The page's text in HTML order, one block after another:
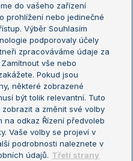
Open
Open
Open
mistrů
mistryň
do vašeho zařízení
prohlížení nebo jedinečné
Výběr Souhlasím
podporovaly účely
zpracováváme údaje za
vše nebo
Pokud jsou
některé zobrazené
být tolik relevantní. Tuto
a změnit své volby
na odkaz Řízení předvoleb
Vaše volby se projeví v
podrobnosti naleznete v
údajů. Třetí strany